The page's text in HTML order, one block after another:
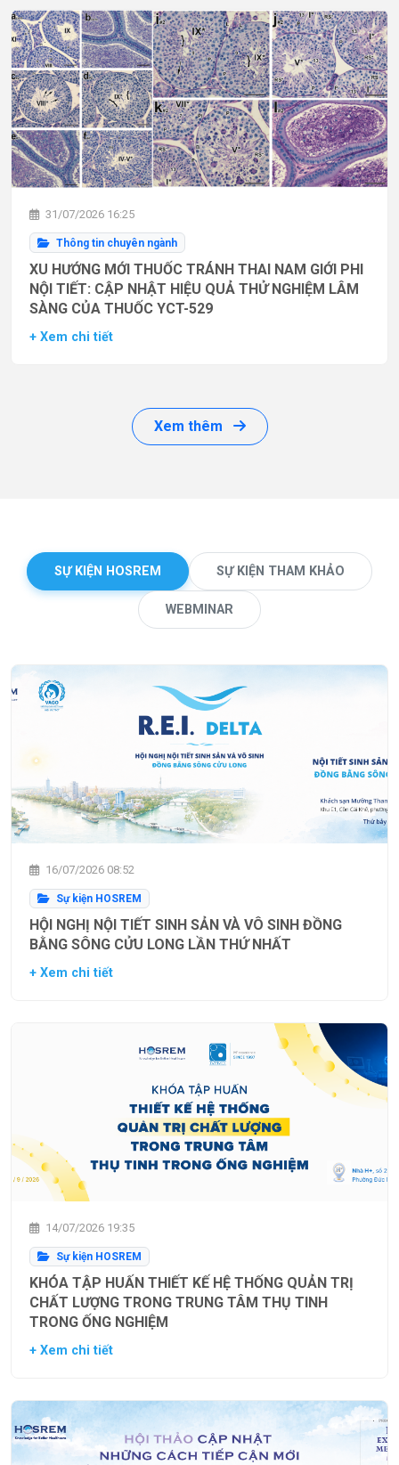
31/07/2026 16:25
Thông tin chuyên ngành
XU HƯỚNG MỚI THUỐC TRÁNH THAI NAM GIỚI PHI
NỘI TIẾT: CẬP NHẬT HIỆU QUẢ THỬ NGHIỆM LÂM
SÀNG CỦA THUỐC YCT-529
+ Xem chi tiết
Xem thêm
SỰ KIỆN HOSREM SỰ KIỆN THAM KHẢO
WEBMINAR
16/07/2026 08:52
Sự kiện HOSREM
HỘI NGHỊ NỘI TIẾT SINH SẢN VÀ VÔ SINH ĐỒNG
BẰNG SÔNG CỬU LONG LẦN THỨ NHẤT
+ Xem chi tiết
14/07/2026 19:35
Sự kiện HOSREM
KHÓA TẬP HUẤN THIẾT KẾ HỆ THỐNG QUẢN TRỊ
CHẤT LƯỢNG TRONG TRUNG TÂM THỤ TINH
TRONG ỐNG NGHIỆM
+ Xem chi tiết